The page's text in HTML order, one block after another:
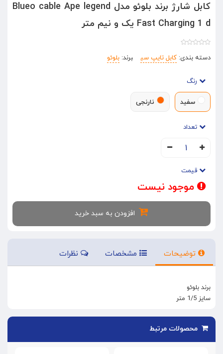
کابل شارژ برند بلوئو مدل Blueo cable Ape legend
Fast Charging 1 d یک و نیم متر
دسته بندی: کابل تایپ سی برند: بلوئو
رنگ
سفید نارنجی
تعداد
۱
قیمت
موجود نیست
افزودن به سبد خرید
توضیحات مشخصات نظرات
برند بلوئو
سایز 1/5 متر
محصولات مرتبط